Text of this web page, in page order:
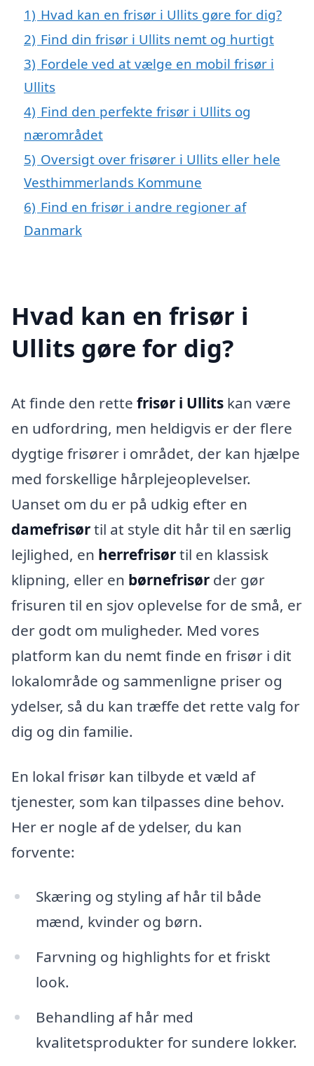
1) Hvad kan en frisør i Ullits gøre for dig?
2) Find din frisør i Ullits nemt og hurtigt
3) Fordele ved at vælge en mobil frisør i
Ullits
4) Find den perfekte frisør i Ullits og
nærområdet
5) Oversigt over frisører i Ullits eller hele
Vesthimmerlands Kommune
6) Find en frisør i andre regioner af
Danmark
Hvad kan en frisør i
Ullits gøre for dig?
At finde den rette frisør i Ullits kan være
en udfordring, men heldigvis er der flere
dygtige frisører i området, der kan hjælpe
med forskellige hårplejeoplevelser.
Uanset om du er på udkig efter en
damefrisørtil at style dit hår til en særlig
lejlighed, en herrefrisørtil en klassisk
klipning, eller en børnefrisør der gør
frisuren til en sjov oplevelse for de små, er
der godt om muligheder. Med vores
platform kan du nemt finde en frisør i dit
lokalområde og sammenligne priser og
ydelser, så du kan træffe det rette valg for
dig og din familie.
En lokal frisør kan tilbyde et væld af
tjenester, som kan tilpasses dine behov.
Her er nogle af de ydelser, du kan
forvente:
Skæring og styling af hår til både
mænd, kvinder og børn.
Farvning og highlights for et friskt
look.
Behandling af hår med
kvalitetsprodukter for sundere lokker.